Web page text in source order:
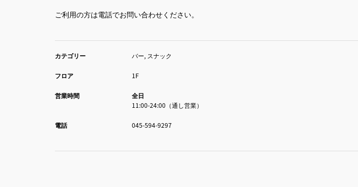
ご利用の方は電話でお問い合わせください。
カテゴリー バー, スナック
フロア 1F
営業時間
全日
11:00-24:00（通し営業）
電話 045-594-9297